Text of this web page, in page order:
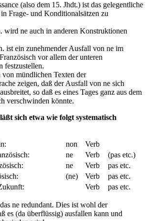
(also dem 15. Jhdt.) ist das gelegentliche
Frage- und Konditionalsätzen zu
wird ne auch in anderen Konstruktionen
ist ein zunehmender Ausfall von ne im
vor allem der unteren
festzustellen.
mündlichen Texten der
zeigen, daß der Ausfall von ne sich
so daß es eines Tages ganz aus dem
verschwinden könnte.
sich etwa wie folgt systematisch
non
Verb
ne Verb
(pas etc.)
ne Verb
pas etc.
(ne) Verb
pas etc.
Verb pas etc.
ne redundant. Dies ist wohl der
es (da überflüssig) ausfallen kann und